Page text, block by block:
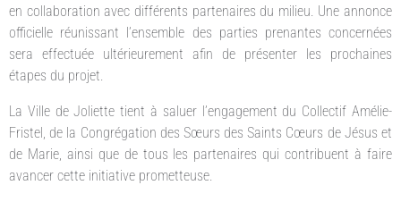
en collaboration avec différents partenaires du milieu. Une annonce
officielle réunissant l’ensemble des parties prenantes concernées
sera effectuée ultérieurement afin de présenter les prochaines
étapes du projet.
La Ville de Joliette tient à saluer l’engagement du Collectif Amélie-
Fristel, de la Congrégation des Sœurs des Saints Cœurs de Jésus et
de Marie, ainsi que de tous les partenaires qui contribuent à faire
avancer cette initiative prometteuse.